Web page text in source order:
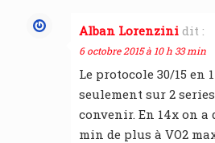
Alban Lorenzini dit :
6 octobre 2015 à 10 h 33 min
Le protocole 30/15 en
seulement sur 2
convenir. En 14x on a
min de plus à VO2